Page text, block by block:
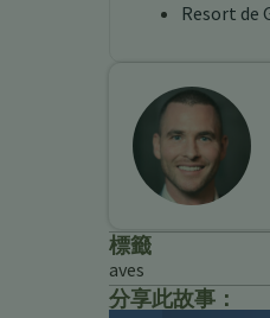
Resort de
標籤
aves
分享此故事：